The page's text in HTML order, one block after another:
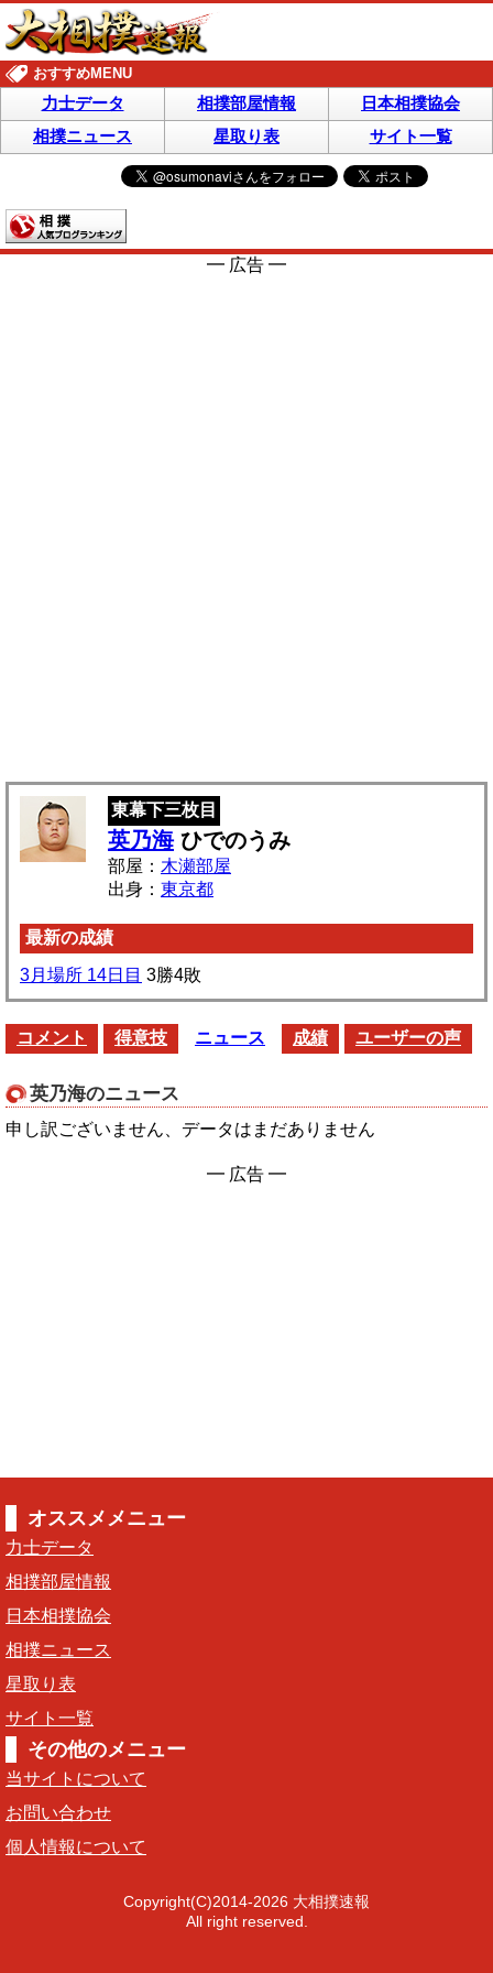
おすすめMENU
力士データ 相撲部屋情報
日本相撲協会
相撲ニュース
星取り表 サイト一覧
━ 広告 ━
東幕下三枚目
英乃海ひでのうみ
部屋： 木瀬部屋
出身： 東京都
最新の成績
3月場所 14日目 3勝4敗
コメント 得意技 ニュース 成績 ユーザーの声
英乃海のニュース
申し訳ございません、データはまだありません
━ 広告 ━
オススメメニュー
力士データ
相撲部屋情報
日本相撲協会
相撲ニュース
星取り表
サイト一覧
その他のメニュー
当サイトについて
お問い合わせ
個人情報について
Copyright(C)2014-2026 大相撲速報
All right reserved.